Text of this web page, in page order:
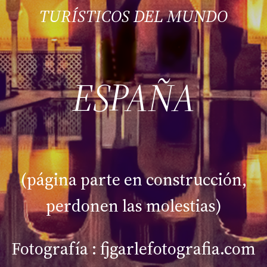
TURÍSTICOS DEL MUNDO
ESPAÑA
(página parte en construcción,
perdonen las molestias)
Fotografía : fjgarlefotografia.com